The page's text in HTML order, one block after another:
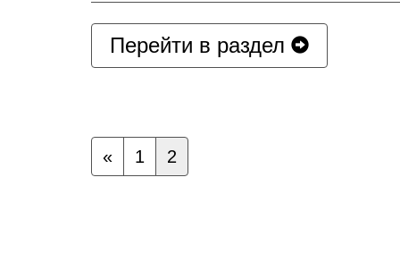
Перейти в раздел
« 1 2